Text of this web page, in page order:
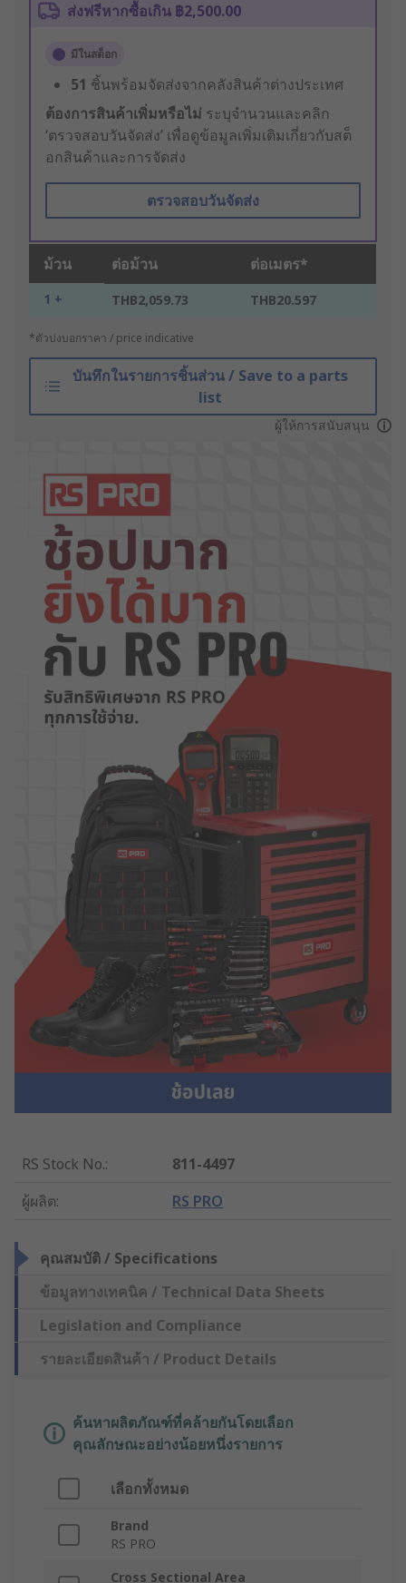
ส่งฟรีหากซื้อเกิน ฿2,500.00
มีในสต็อก
51 ชิ้นพร้อมจัดส่งจากคลังสินค้าต่างประเทศ
ต้องการสินค้าเพิ่มหรือไม่ ระบุจำนวนและคลิก
‘ตรวจสอบวันจัดส่ง’ เพื่อดูข้อมูลเพิ่มเติมเกี่ยวกับสต็
อกสินค้าและการจัดส่ง
ตรวจสอบวันจัดส่ง
ม้วน ต่อม้วน ต่อเมตร*
1 + THB2,059.73 THB20.597
*ตัวบ่งบอกราคา / price indicative
บันทึกในรายการชิ้นส่วน / Save to a parts
list
ผู้ให้การสนับสนุน
RS Stock No.:
811-4497
ผู้ผลิต: RS PRO
คุณสมบัติ / Specifications
ข้อมูลทางเทคนิค / Technical Data Sheets
Legislation and Compliance
รายละเอียดสินค้า / Product Details
ค้นหาผลิตภัณฑ์ที่คล้ายกันโดยเลือก
คุณลักษณะอย่างน้อยหนึ่งรายการ
เลือกทั้งหมด
Brand
RS PRO
Cross Sectional Area